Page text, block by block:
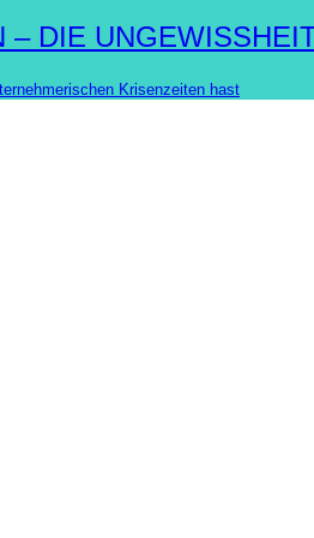
– DIE
Krisenzeiten hast